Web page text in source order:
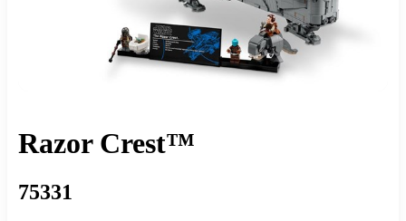
Razor Crest™
75331